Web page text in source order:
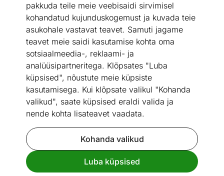
pakkuda teile meie veebisaidi sirvimisel
kohandatud kujunduskogemust ja kuvada teie
asukohale vastavat teavet. Samuti jagame
teavet meie saidi kasutamise kohta oma
sotsiaalmeedia-, reklaami- ja
analüüsipartneritega. Klõpsates "Luba
küpsised", nõustute meie küpsiste
kasutamisega. Kui klõpsate valikul "Kohanda
valikud", saate küpsised eraldi valida ja
nende kohta lisateavet vaadata.
Kohanda valikud
Luba küpsisedVaata sarnaseid